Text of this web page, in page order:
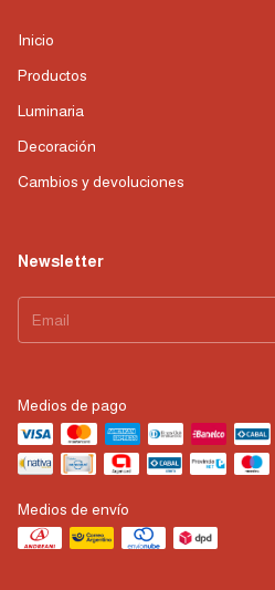
Inicio
Productos
Luminaria
Decoración
Cambios y devoluciones
Newsletter
Medios de pago
Medios de envío